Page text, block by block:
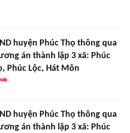
huyện Phúc Thọ thông qua
án thành lập 3 xã: Phúc
Phúc Lộc, Hát Môn
huyện Phúc Thọ thông qua
án thành lập 3 xã: Phúc